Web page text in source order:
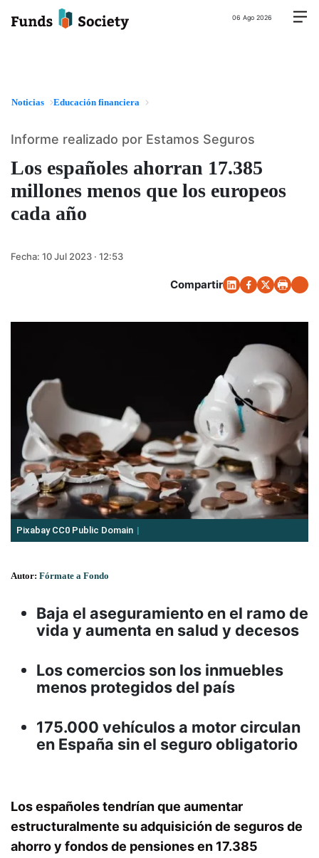
06 Ago 2026
Noticias Educación financiera
Los españoles ahorran 17.385
millones menos que los europeos
cada año
Informe realizado por Estamos Seguros
Fecha: 10 Jul 2023 · 12:53
Compartir
Pixabay CC0 Public Domain
Autor: Fórmate a Fondo
Baja el aseguramiento en el ramo de
vida y aumenta en salud y decesos
Los comercios son los inmuebles
menos protegidos del país
175.000 vehículos a motor circulan
en España sin el seguro obligatorio
Los españoles tendrían que aumentar
estructuralmente su adquisición de seguros de
ahorro y fondos de pensiones en 17.385